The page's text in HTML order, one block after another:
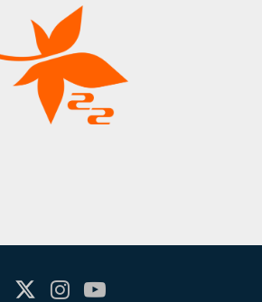
X(Twitter)InstagramYoutube